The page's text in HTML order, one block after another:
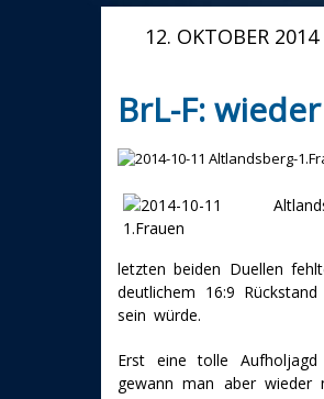
12. OKTOBER 2014
BrL-F:
letzten beiden Duellen
deutlichem 16:9
sein würde.
Erst eine tolle
gewann man aber wieder